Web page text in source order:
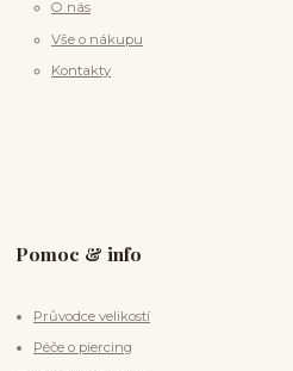
O nás
Vše o nákupu
Kontakty
Pomoc & info
Průvodce velikostí
Péče o piercing